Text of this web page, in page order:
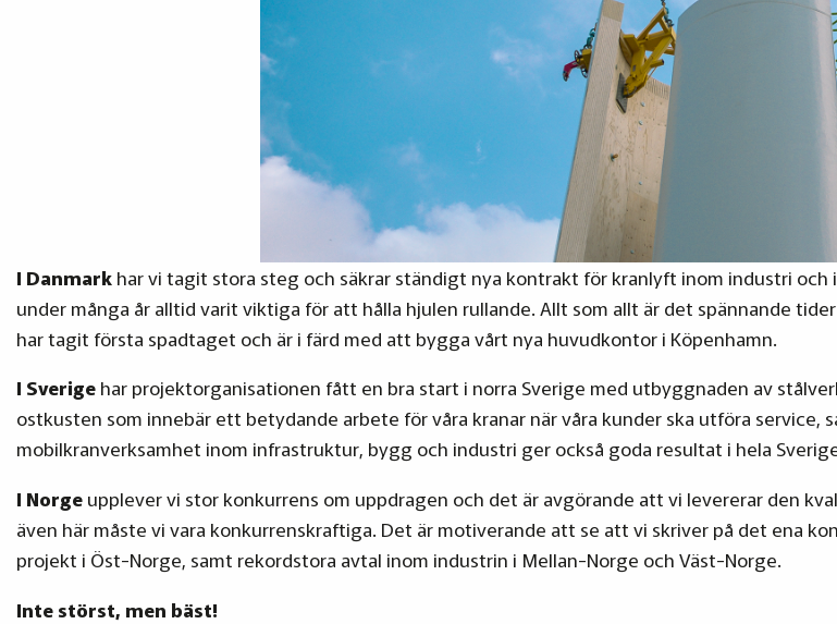
I Danmark har vi tagit stora steg och säkrar ständigt nya kontrakt för kranlyft inom industri
under många år alltid varit viktiga för att hålla hjulen rullande. Allt som allt är det spännande
har tagit första spadtaget och är i färd med att bygga vårt nya huvudkontor i Köpenhamn.
I Sverige har projektorganisationen fått en bra start i norra Sverige med utbyggnaden av
ostkusten som innebär ett betydande arbete för våra kranar när våra kunder ska utföra service,
mobilkranverksamhet inom infrastruktur, bygg och industri ger också goda resultat i hela
I Norge upplever vi stor konkurrens om uppdragen och det är avgörande att vi levererar den
även här måste vi vara konkurrenskraftiga. Det är motiverande att se att vi skriver på det ena
projekt i Öst-Norge, samt rekordstora avtal inom industrin i Mellan-Norge och Väst-Norge.
Inte störst, men bäst!